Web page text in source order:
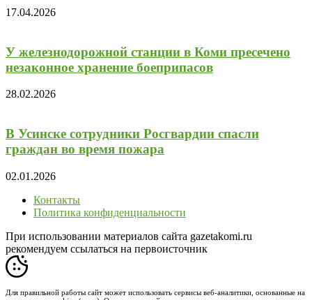
17.04.2026
У железнодорожной станции в Коми пресечено
незаконное хранение боеприпасов
28.02.2026
В Усинске сотрудники Росгвардии спасли
граждан во время пожара
02.01.2026
Контакты
Политика конфиденциальности
При использовании материалов сайта gazetakomi.ru
рекомендуем ссылаться на первоисточник
Для правильной работы сайт может использовать сервисы веб-аналитики, основанные на